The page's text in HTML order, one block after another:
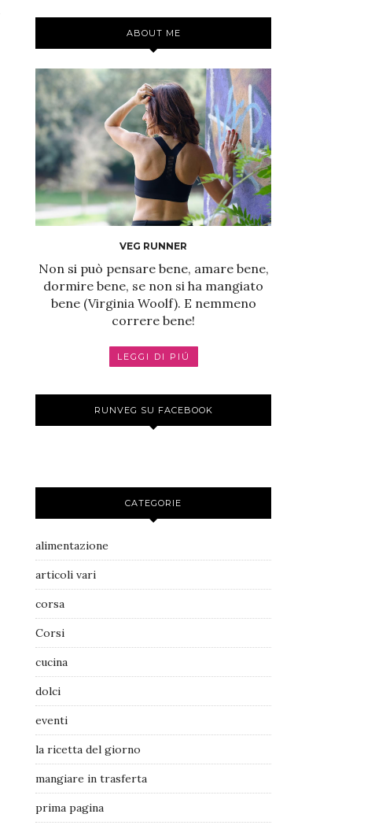
ABOUT ME
VEG RUNNER
Non si può pensare bene, amare bene,
dormire bene, se non si ha mangiato
bene (Virginia Woolf). E nemmeno
correre bene!
LEGGI DI PIÚ
RUNVEG SU FACEBOOK
CATEGORIE
alimentazione
articoli vari
corsa
Corsi
cucina
dolci
eventi
la ricetta del giorno
mangiare in trasferta
prima pagina